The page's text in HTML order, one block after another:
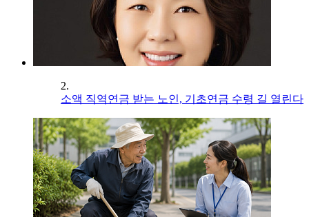
2.
소액 직역연금 받는 노인, 기초연금 수령 길 열린다